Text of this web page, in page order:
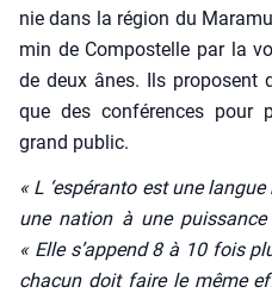
nie dans la région du
min de Com­pos­telle par la
de deux ânes. Ils pro­posent
que des confé­rences pour
grand public.
« L ‘espé­ran­to est une
une nation à une
« Elle s’append 8 à 10 fois
cha­cun doit faire le même